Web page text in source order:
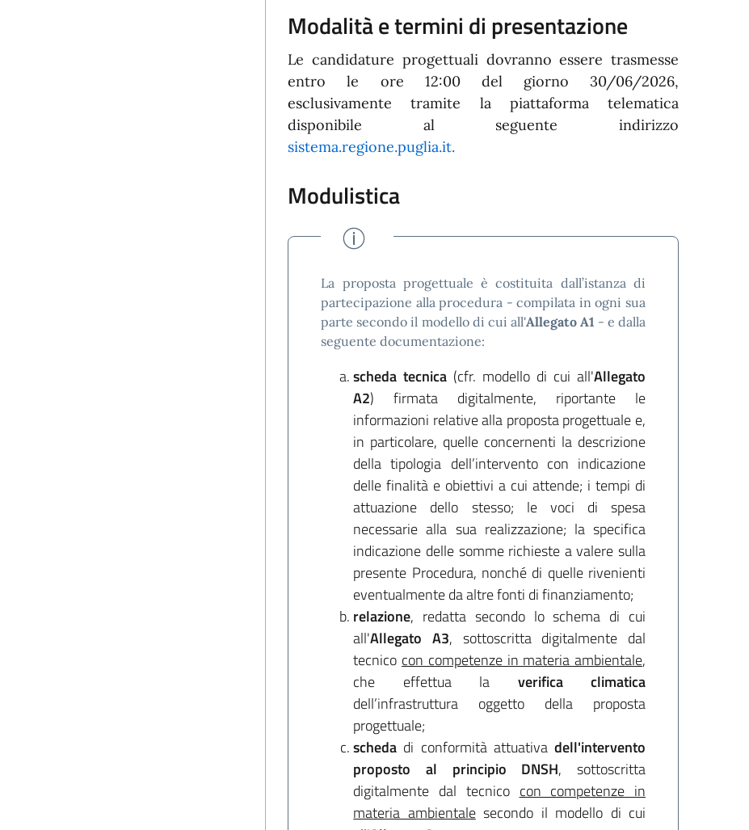
Modalità e termini di presentazione
Le candidature progettuali dovranno essere trasmesse
entro le ore 12:00 del giorno 30/06/2026,
esclusivamente tramite la piattaforma telematica
disponibile al seguente indirizzo
sistema.regione.puglia.it.
Modulistica
La proposta progettuale è costituita dall’istanza di
partecipazione alla procedura - compilata in ogni sua
parte secondo il modello di cui all'Allegato A1 - e dalla
seguente documentazione:
scheda tecnica (cfr. modello di cui all'Allegato
A2) firmata digitalmente, riportante le
informazioni relative alla proposta progettuale e,
in particolare, quelle concernenti la descrizione
della tipologia dell’intervento con indicazione
delle finalità e obiettivi a cui attende; i tempi di
attuazione dello stesso; le voci di spesa
necessarie alla sua realizzazione; la specifica
indicazione delle somme richieste a valere sulla
presente Procedura, nonché di quelle rivenienti
eventualmente da altre fonti di finanziamento;
relazione, redatta secondo lo schema di cui
all'Allegato A3, sottoscritta digitalmente dal
tecnico con competenze in materia ambientale,
che effettua la verifica climatica
dell’infrastruttura oggetto della proposta
progettuale;
scheda di conformità attuativa dell'intervento
proposto al principio DNSH, sottoscritta
digitalmente dal tecnico con competenze in
materia ambientalesecondo il modello di cui